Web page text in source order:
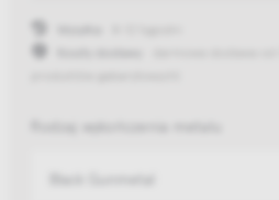
Rodzaj wykończenia metalu
Black Gunmetal